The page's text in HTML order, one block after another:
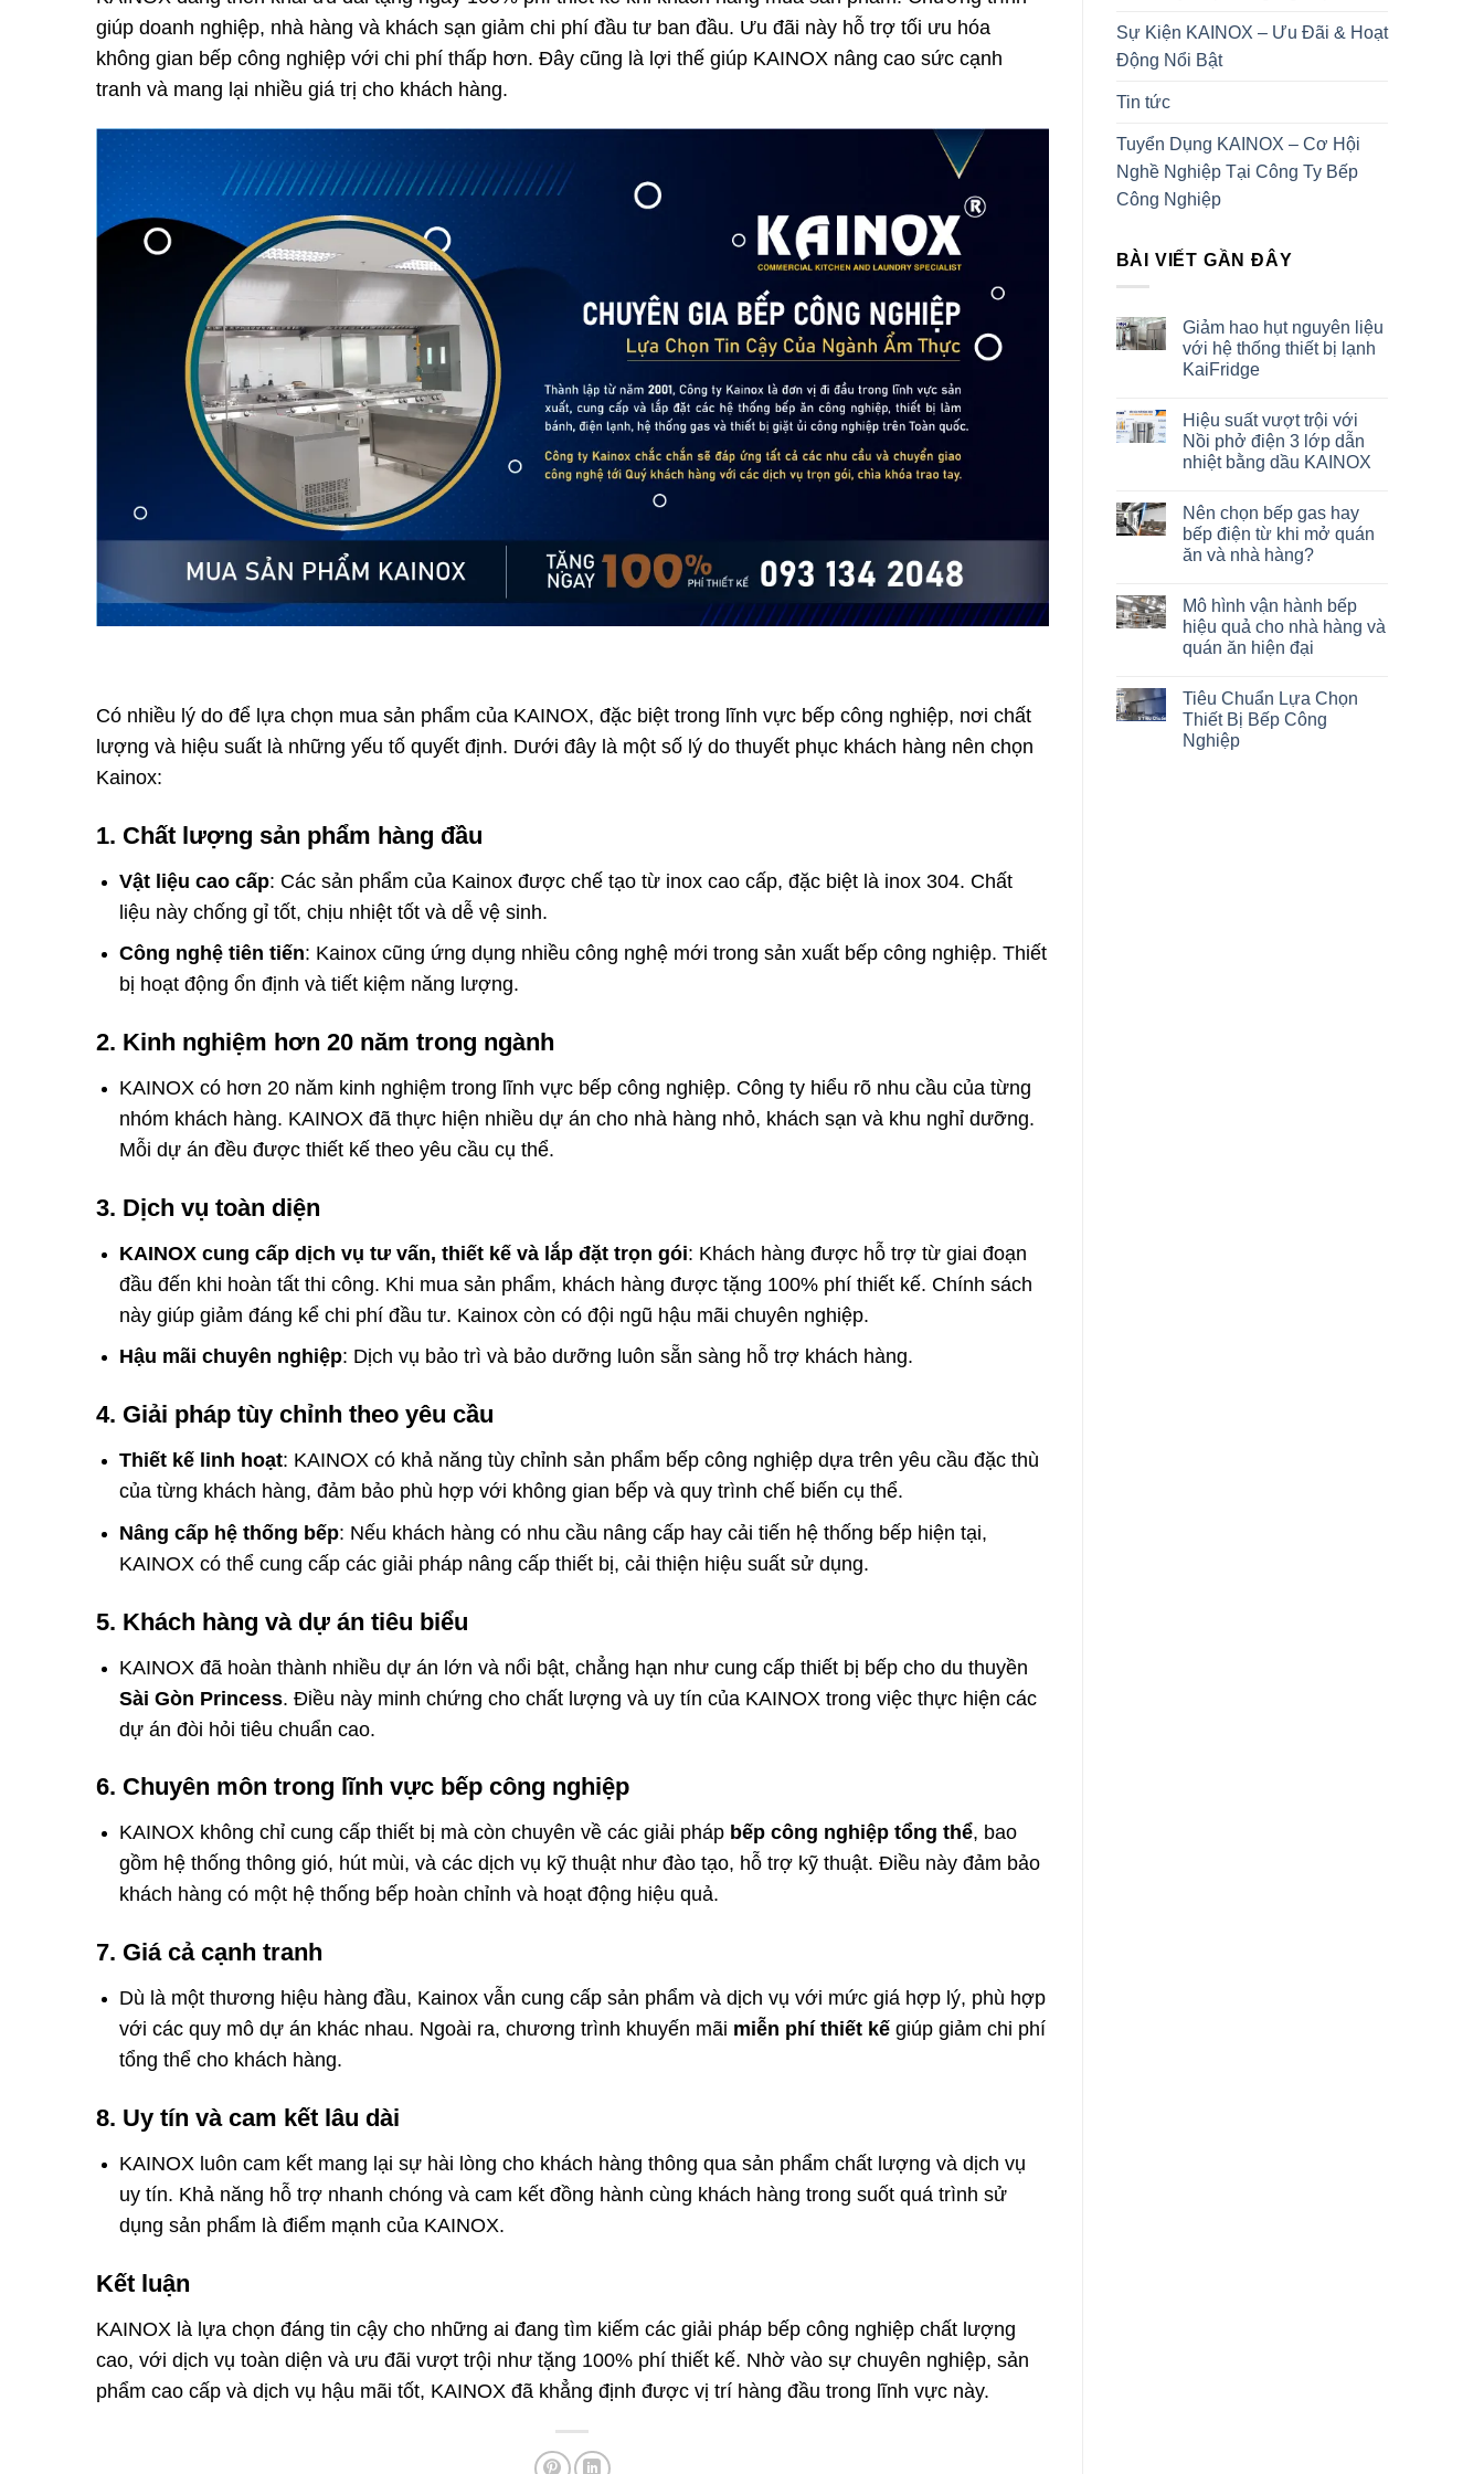
giúp doanh nghiệp, nhà hàng và khách sạn giảm chi phí đầu tư ban đầu. Ưu đãi này hỗ trợ tối ưu hóa
không gian bếp công nghiệp với chi phí thấp hơn. Đây cũng là lợi thế giúp KAINOX nâng cao sức cạnh
tranh và mang lại nhiều giá trị cho khách hàng.
Có nhiều lý do để lựa chọn mua sản phẩm của KAINOX, đặc biệt trong lĩnh vực bếp công nghiệp, nơi chất
lượng và hiệu suất là những yếu tố quyết định. Dưới đây là một số lý do thuyết phục khách hàng nên chọn
Kainox:
1. Chất lượng sản phẩm hàng đầu
Vật liệu cao cấp: Các sản phẩm của Kainox được chế tạo từ inox cao cấp, đặc biệt là inox 304. Chất
liệu này chống gỉ tốt, chịu nhiệt tốt và dễ vệ sinh.
Công nghệ tiên tiến: Kainox cũng ứng dụng nhiều công nghệ mới trong sản xuất bếp công nghiệp. Thiết
bị hoạt động ổn định và tiết kiệm năng lượng.
2. Kinh nghiệm hơn 20 năm trong ngành
KAINOX có hơn 20 năm kinh nghiệm trong lĩnh vực bếp công nghiệp. Công ty hiểu rõ nhu cầu của từng
nhóm khách hàng. KAINOX đã thực hiện nhiều dự án cho nhà hàng nhỏ, khách sạn và khu nghỉ dưỡng.
Mỗi dự án đều được thiết kế theo yêu cầu cụ thể.
3. Dịch vụ toàn diện
KAINOX cung cấp dịch vụ tư vấn, thiết kế và lắp đặt trọn gói: Khách hàng được hỗ trợ từ giai đoạn
đầu đến khi hoàn tất thi công. Khi mua sản phẩm, khách hàng được tặng 100% phí thiết kế. Chính sách
này giúp giảm đáng kể chi phí đầu tư. Kainox còn có đội ngũ hậu mãi chuyên nghiệp.
Hậu mãi chuyên nghiệp: Dịch vụ bảo trì và bảo dưỡng luôn sẵn sàng hỗ trợ khách hàng.
4. Giải pháp tùy chỉnh theo yêu cầu
Thiết kế linh hoạt: KAINOX có khả năng tùy chỉnh sản phẩm bếp công nghiệp dựa trên yêu cầu đặc thù
của từng khách hàng, đảm bảo phù hợp với không gian bếp và quy trình chế biến cụ thể.
Nâng cấp hệ thống bếp: Nếu khách hàng có nhu cầu nâng cấp hay cải tiến hệ thống bếp hiện tại,
KAINOX có thể cung cấp các giải pháp nâng cấp thiết bị, cải thiện hiệu suất sử dụng.
5. Khách hàng và dự án tiêu biểu
KAINOX đã hoàn thành nhiều dự án lớn và nổi bật, chẳng hạn như cung cấp thiết bị bếp cho du thuyền
Sài Gòn Princess. Điều này minh chứng cho chất lượng và uy tín của KAINOX trong việc thực hiện các
dự án đòi hỏi tiêu chuẩn cao.
6. Chuyên môn trong lĩnh vực bếp công nghiệp
KAINOX không chỉ cung cấp thiết bị mà còn chuyên về các giải pháp bếp công nghiệp tổng thể, bao
gồm hệ thống thông gió, hút mùi, và các dịch vụ kỹ thuật như đào tạo, hỗ trợ kỹ thuật. Điều này đảm bảo
khách hàng có một hệ thống bếp hoàn chỉnh và hoạt động hiệu quả.
7. Giá cả cạnh tranh
Dù là một thương hiệu hàng đầu, Kainox vẫn cung cấp sản phẩm và dịch vụ với mức giá hợp lý, phù hợp
với các quy mô dự án khác nhau. Ngoài ra, chương trình khuyến mãi miễn phí thiết kếgiúp giảm chi phí
tổng thể cho khách hàng.
8. Uy tín và cam kết lâu dài
KAINOX luôn cam kết mang lại sự hài lòng cho khách hàng thông qua sản phẩm chất lượng và dịch vụ
uy tín. Khả năng hỗ trợ nhanh chóng và cam kết đồng hành cùng khách hàng trong suốt quá trình sử
dụng sản phẩm là điểm mạnh của KAINOX.
Kết luận
KAINOX là lựa chọn đáng tin cậy cho những ai đang tìm kiếm các giải pháp bếp công nghiệp chất lượng
cao, với dịch vụ toàn diện và ưu đãi vượt trội như tặng 100% phí thiết kế. Nhờ vào sự chuyên nghiệp, sản
phẩm cao cấp và dịch vụ hậu mãi tốt, KAINOX đã khẳng định được vị trí hàng đầu trong lĩnh vực này.
Sự Kiện KAINOX – Ưu Đãi & Hoạt
Động Nổi Bật
Tin tức
Tuyển Dụng KAINOX – Cơ Hội
Nghề Nghiệp Tại Công Ty Bếp
Công Nghiệp
BÀI VIẾT GẦN ĐÂY
Giảm hao hụt nguyên liệu
với hệ thống thiết bị lạnh
KaiFridge
Hiệu suất vượt trội với
Nồi phở điện 3 lớp dẫn
nhiệt bằng dầu KAINOX
Nên chọn bếp gas hay
bếp điện từ khi mở quán
ăn và nhà hàng?
Mô hình vận hành bếp
hiệu quả cho nhà hàng và
quán ăn hiện đại
Tiêu Chuẩn Lựa Chọn
Thiết Bị Bếp Công
Nghiệp